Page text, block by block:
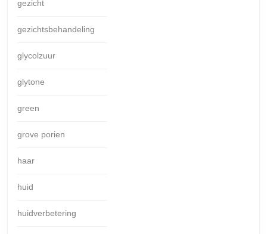
gezicht
gezichtsbehandeling
glycolzuur
glytone
green
grove porien
haar
huid
huidverbetering